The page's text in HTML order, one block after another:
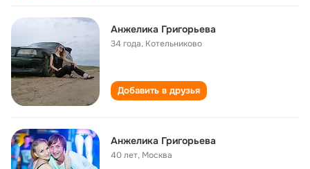
Анжелика Григорьева
34 года, Котельниково
Добавить в друзья
Анжелика Григорьева
40 лет, Москва